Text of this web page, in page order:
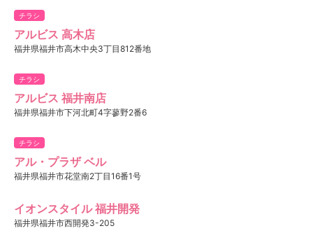
チラシ
アルビス 高木店
福井県福井市高木中央3丁目812番地
チラシ
アルビス 福井南店
福井県福井市下河北町4字蓼野2番6
チラシ
アル・プラザ ベル
福井県福井市花堂南2丁目16番1号
イオンスタイル 福井開発
福井県福井市西開発3-205